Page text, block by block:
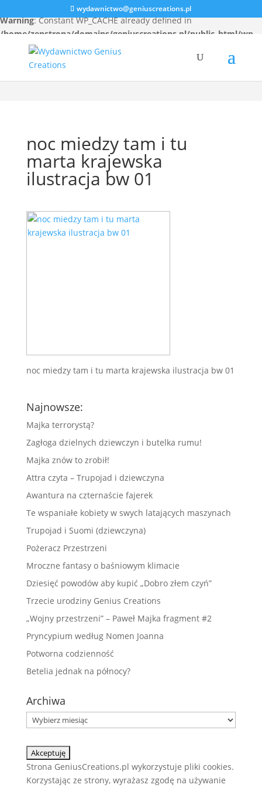
Warning: Constant WP_CACHE already defined in
/home/zenstrona/domains/geniuscreations.pl/public_html/wp-
config.phpon line94
wydawnictwo@geniuscreations.pl
noc miedzy tam i tu
marta krajewska
ilustracja bw 01
noc miedzy tam i tu marta krajewska ilustracja bw 01
Najnowsze:
Majka terrorystą?
Zagłoga dzielnych dziewczyn i butelka rumu!
Majka znów to zrobił!
Attra czyta – Trupojad i dziewczyna
Awantura na czternaście fajerek
Te wspaniałe kobiety w swych latających maszynach
Trupojad i Suomi (dziewczyna)
Pożeracz Przestrzeni
Mroczne fantasy o baśniowym klimacie
Dziesięć powodów aby kupić „Dobro złem czyń”
Trzecie urodziny Genius Creations
„Wojny przestrzeni” – Paweł Majka fragment #2
Pryncypium według Nomen Joanna
Potworna codzienność
Betelia jednak na północy?
Archiwa
Archiwa
Strona GeniusCreations.pl wykorzystuje pliki cookies.
Korzystając ze strony, wyrażasz zgodę na używanie